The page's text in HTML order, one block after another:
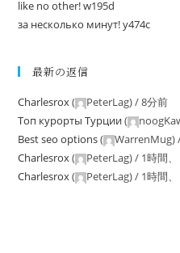
like no other! w195d
за несколько минут! y474c
最新の返信
Charlesrox( PeterLag) /8分前
Tоп курорты Tурции(
Best seo options( WarrenMug)
Charlesrox( PeterLag) / 1時間
Charlesrox( PeterLag) / 1時間